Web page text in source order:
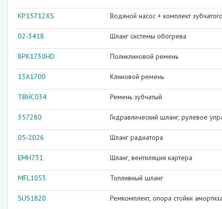
KP15712XS Водяной насос + комплект
02-3418 Шланг системы обогрева
8PK1730HD Поликлиновой ремень
13A1700 Клиновой ремень
TBHC034 Ремень зубчатый
357280 Гидравлический шланг, рулевое
05-2026 Шланг радиатора
EMH731 Шланг, вентиляция картера
MFL1053 Топливный шланг
SUS1820 Ремкомплект, опора стойки